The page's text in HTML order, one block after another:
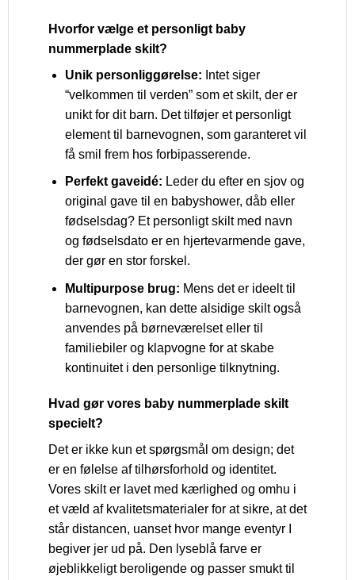
Hvorfor vælge et personligt baby
nummerplade skilt?
Unik personliggørelse: Intet siger
“velkommen til verden” som et skilt, der er
unikt for dit barn. Det tilføjer et personligt
element til barnevognen, som garanteret vil
få smil frem hos forbipasserende.
Perfekt gaveidé: Leder du efter en sjov og
original gave til en babyshower, dåb eller
fødselsdag? Et personligt skilt med navn
og fødselsdato er en hjertevarmende gave,
der gør en stor forskel.
Multipurpose brug: Mens det er ideelt til
barnevognen, kan dette alsidige skilt også
anvendes på børneværelset eller til
familiebiler og klapvogne for at skabe
kontinuitet i den personlige tilknytning.
Hvad gør vores baby nummerplade skilt
specielt?
Det er ikke kun et spørgsmål om design; det
er en følelse af tilhørsforhold og identitet.
Vores skilt er lavet med kærlighed og omhu i
et væld af kvalitetsmaterialer for at sikre, at det
står distancen, uanset hvor mange eventyr I
begiver jer ud på. Den lyseblå farve er
øjeblikkeligt beroligende og passer smukt til